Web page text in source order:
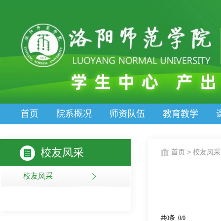
首页 院系概况 师资队伍 教育教学
校友风采
校友风采
首页 > 校友风采
共0条 0/0